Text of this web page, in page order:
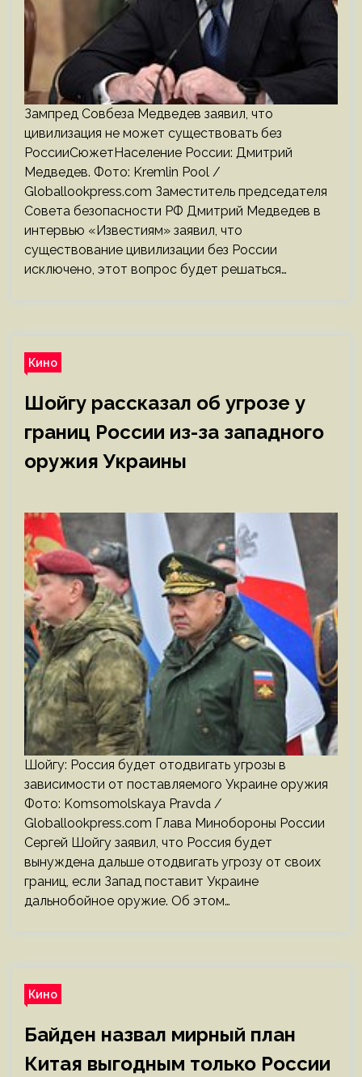
Зампред Совбеза Медведев заявил, что
цивилизация не может существовать без
РоссииСюжетНаселение России: Дмитрий
Медведев. Фото: Kremlin Pool /
Globallookpress.com Заместитель председателя
Совета безопасности РФ Дмитрий Медведев в
интервью «Известиям» заявил, что
существование цивилизации без России
исключено, этот вопрос будет решаться…
Кино
Шойгу рассказал об угрозе у
границ России из-за западного
оружия Украины
Шойгу: Россия будет отодвигать угрозы в
зависимости от поставляемого Украине оружия
Фото: Komsomolskaya Pravda /
Globallookpress.com Глава Минобороны России
Сергей Шойгу заявил, что Россия будет
вынуждена дальше отодвигать угрозу от своих
границ, если Запад поставит Украине
дальнобойное оружие. Об этом…
Кино
Байден назвал мирный план
Китая выгодным только России